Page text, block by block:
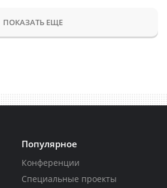
ПОКАЗАТЬ ЕЩЕ
Популярное
Конференции
Специальные проекты